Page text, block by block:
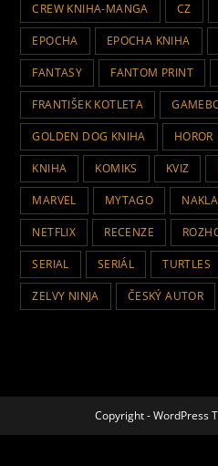
CREW KNIHA-MANGA CZ
EPOCHA EPOCHA KNIHA
FANTASY FANTOM PRINT
FRANTIŠEK KOTLETA
GOLDEN DOG KNIHA HOROR
KNIHA KOMIKS KVIZ
MARVEL MYTAGO
NETFLIX RECENZE
SERIAL SERIÁL TURTLES
ZELVY NINJA ČESKÝ AUTOR
Copyright - WordPress